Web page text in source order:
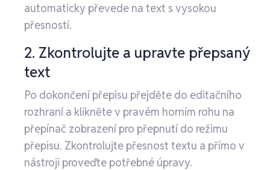
automaticky převede na text s vysokou
přesností.
2. Zkontrolujte a upravte přepsaný
text
Po dokončení přepisu přejděte do editačního
rozhraní a klikněte v pravém horním rohu na
přepínač zobrazení pro přepnutí do režimu
přepisu. Zkontrolujte přesnost textu a přímo v
nástroji proveďte potřebné úpravy.